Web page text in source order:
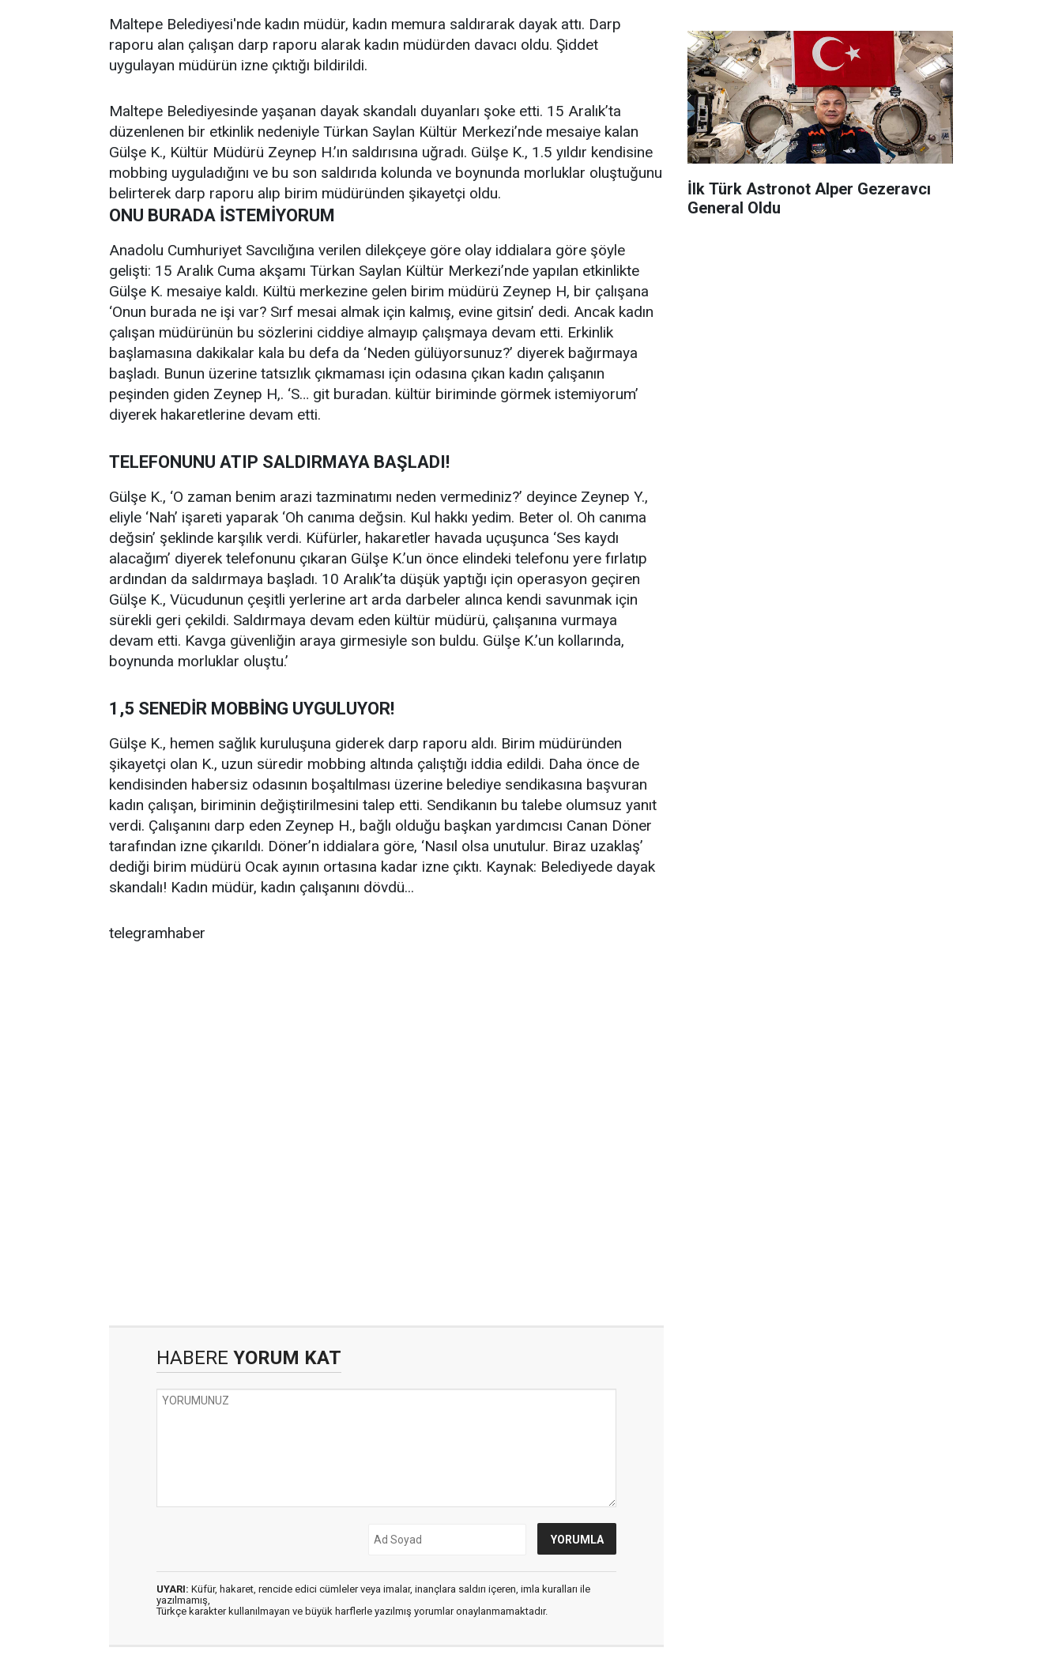
Maltepe Belediyesi'nde kadın müdür, kadın memura saldırarak dayak attı. Darp
raporu alan çalışan darp raporu alarak kadın müdürden davacı oldu. Şiddet
uygulayan müdürün izne çıktığı bildirildi.
Maltepe Belediyesinde yaşanan dayak skandalı duyanları şoke etti. 15 Aralık’ta
düzenlenen bir etkinlik nedeniyle Türkan Saylan Kültür Merkezi’nde mesaiye kalan
Gülşe K., Kültür Müdürü Zeynep H.’ın saldırısına uğradı. Gülşe K., 1.5 yıldır kendisine
mobbing uyguladığını ve bu son saldırıda kolunda ve boynunda morluklar oluştuğunu
belirterek darp raporu alıp birim müdüründen şikayetçi oldu.
ONU BURADA İSTEMİYORUM
Anadolu Cumhuriyet Savcılığına verilen dilekçeye göre olay iddialara göre şöyle
gelişti: 15 Aralık Cuma akşamı Türkan Saylan Kültür Merkezi’nde yapılan etkinlikte
Gülşe K. mesaiye kaldı. Kültü merkezine gelen birim müdürü Zeynep H, bir çalışana
‘Onun burada ne işi var? Sırf mesai almak için kalmış, evine gitsin’ dedi. Ancak kadın
çalışan müdürünün bu sözlerini ciddiye almayıp çalışmaya devam etti. Erkinlik
başlamasına dakikalar kala bu defa da ‘Neden gülüyorsunuz?’ diyerek bağırmaya
başladı. Bunun üzerine tatsızlık çıkmaması için odasına çıkan kadın çalışanın
peşinden giden Zeynep H,. ‘S… git buradan. kültür biriminde görmek istemiyorum’
diyerek hakaretlerine devam etti.
TELEFONUNU ATIP SALDIRMAYA BAŞLADI!
Gülşe K., ‘O zaman benim arazi tazminatımı neden vermediniz?’ deyince Zeynep Y.,
eliyle ‘Nah’ işareti yaparak ‘Oh canıma değsin. Kul hakkı yedim. Beter ol. Oh canıma
değsin’ şeklinde karşılık verdi. Küfürler, hakaretler havada uçuşunca ‘Ses kaydı
alacağım’ diyerek telefonunu çıkaran Gülşe K.’un önce elindeki telefonu yere fırlatıp
ardından da saldırmaya başladı. 10 Aralık’ta düşük yaptığı için operasyon geçiren
Gülşe K., Vücudunun çeşitli yerlerine art arda darbeler alınca kendi savunmak için
sürekli geri çekildi. Saldırmaya devam eden kültür müdürü, çalışanına vurmaya
devam etti. Kavga güvenliğin araya girmesiyle son buldu. Gülşe K.’un kollarında,
boynunda morluklar oluştu.’
1,5 SENEDİR MOBBİNG UYGULUYOR!
Gülşe K., hemen sağlık kuruluşuna giderek darp raporu aldı. Birim müdüründen
şikayetçi olan K., uzun süredir mobbing altında çalıştığı iddia edildi. Daha önce de
kendisinden habersiz odasının boşaltılması üzerine belediye sendikasına başvuran
kadın çalışan, biriminin değiştirilmesini talep etti. Sendikanın bu talebe olumsuz yanıt
verdi. Çalışanını darp eden Zeynep H., bağlı olduğu başkan yardımcısı Canan Döner
tarafından izne çıkarıldı. Döner’n iddialara göre, ‘Nasıl olsa unutulur. Biraz uzaklaş’
dediği birim müdürü Ocak ayının ortasına kadar izne çıktı. Kaynak: Belediyede dayak
skandalı! Kadın müdür, kadın çalışanını dövdü...
telegramhaber
HABERE YORUM KAT
UYARI: Küfür, hakaret, rencide edici cümleler veya imalar, inançlara saldırı içeren, imla kuralları ile
yazılmamış,
Türkçe karakter kullanılmayan ve büyük harflerle yazılmış yorumlar onaylanmamaktadır.
İlk Türk Astronot Alper Gezeravcı
General Oldu